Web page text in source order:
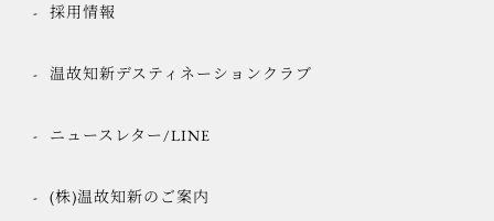
採用情報
温故知新デスティネーションクラブ
ニュースレター/LINE
(株)温故知新のご案内